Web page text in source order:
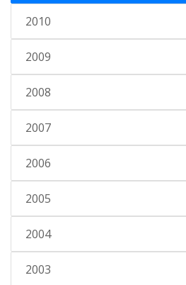
2010
2009
2008
2007
2006
2005
2004
2003